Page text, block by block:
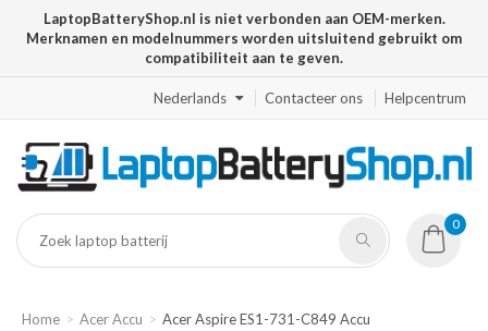
LaptopBatteryShop.nl is niet verbonden aan OEM-merken.
Merknamen en modelnummers worden uitsluitend gebruikt om
compatibiliteit aan te geven.
Nederlands Contacteer ons Helpcentrum
0
Home Acer Accu Acer Aspire ES1-731-C849 Accu